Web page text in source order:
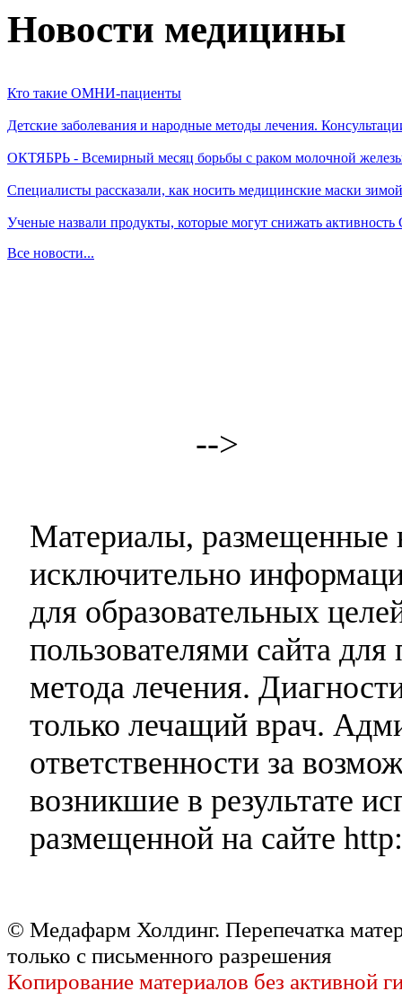
Новости медицины
Кто такие ОМНИ-пациенты
Детские заболевания и народные методы лечения.
ОКТЯБРЬ - Всемирный месяц борьбы с раком молочной
Специалисты рассказали, как носить медицинские маски зимой
Ученые назвали продукты, которые могут снижать
Все новости...
-->
Материалы, размещенные
исключительно
для образовательных
пользователями сайта
метода лечения.
только лечащий врач.
ответственности за
возникшие в результате
размещенной на сайте
© Медафарм Холдинг. Перепечатка
только с письменного разрешения
Копирование материалов без активной